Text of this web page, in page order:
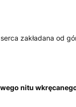
zakładana od
nitu